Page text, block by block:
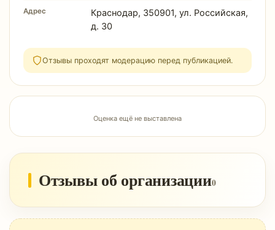
Адрес
Краснодар, 350901, ул. Российская,
д. 30
Отзывы проходят модерацию перед публикацией.
Оценка ещё не выставлена
Отзывы об организации0